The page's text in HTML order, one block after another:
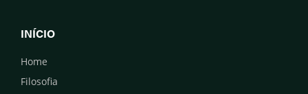
INÍCIO
Home
Filosofia